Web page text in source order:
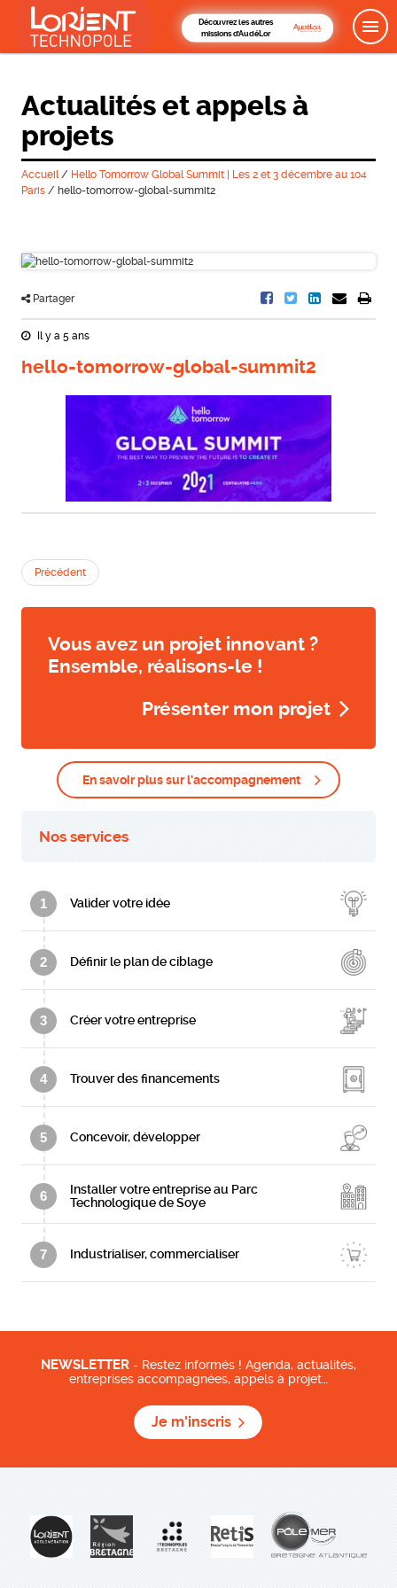
Découvrez les autres
missions d'AudéLor
Actualités et appels à
projets
Accueil/ Hello Tomorrow Global Summit | Les 2 et 3 décembre au 104
Paris/ hello-tomorrow-global-summit2
Partager
Il y a 5 ans
hello-tomorrow-global-summit2
Précédent
Vous avez un projet innovant ?
Ensemble, réalisons-le !
Présenter mon projet
En savoir plus sur l'accompagnement
Nos services
1 Valider votre idée
2 Définir le plan de ciblage
3 Créer votre entreprise
4 Trouver des financements
5 Concevoir, développer
6
Installer votre entreprise au Parc
Technologique de Soye
7 Industrialiser, commercialiser
NEWSLETTER - Restez informés ! Agenda, actualités,
entreprises accompagnées, appels à projet…
Je m'inscris